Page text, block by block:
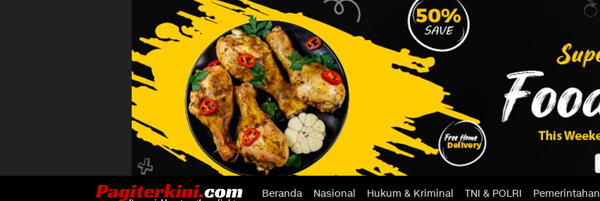
Beranda Nasional Hukum & Kriminal TNI & POLRI Pemerintahan